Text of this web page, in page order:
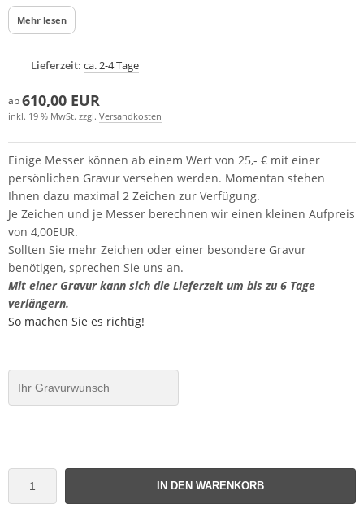
Mehr lesen
Lieferzeit: ca. 2-4 Tage
ab610,00 EUR
inkl. 19 % MwSt. zzgl. Versandkosten
Einige Messer können ab einem Wert von 25,- € mit einer
persönlichen Gravur versehen werden. Momentan stehen
Ihnen dazu maximal 2 Zeichen zur Verfügung.
Je Zeichen und je Messer berechnen wir einen kleinen Aufpreis
von 4,00EUR.
Sollten Sie mehr Zeichen oder einer besondere Gravur
benötigen, sprechen Sie uns an.
Mit einer Gravur kann sich die Lieferzeit um bis zu 6 Tage
verlängern.
So machen Sie es richtig!
IN DEN WARENKORB